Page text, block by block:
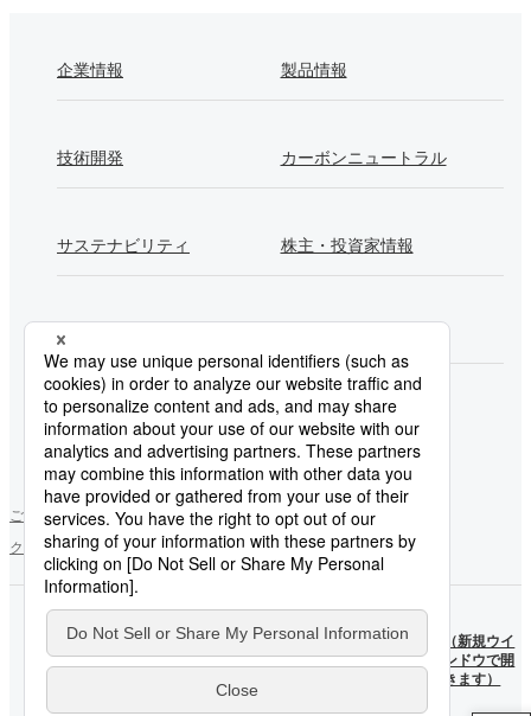
企業情報 製品情報
技術開発 カーボンニュートラル
サステナビリティ 株主・投資家情報
採用情報
製鉄所一覧
ご利用にあたってソーシャルメディアポリシー個人情報保護方針
クッキー使用についてお問い合わせサイトマップ
日本製
鉄
公式ア
（新規ウ
で開きま
す）
鉄
X公式
（新規ウイ
ンドウで開
きます）